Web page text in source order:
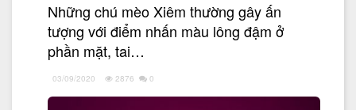
Những chú mèo Xiêm thường gây ấn
tượng với điểm nhấn màu lông đậm ở
phần mặt, tai…
03/09/2020 2876 0